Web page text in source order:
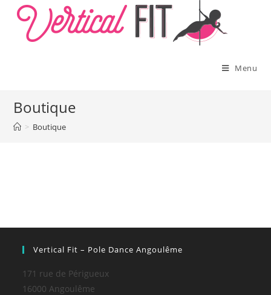
content
Menu
Boutique
> Boutique
Vertical Fit – Pole Dance Angoulême
171 rue de Périgueux
16000 Angoulême